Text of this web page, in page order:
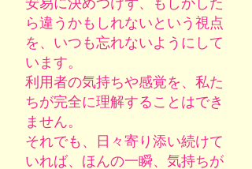
ら違うかもしれないという視点
を、いつも忘れないようにして
います。
利用者の気持ちや感覚を、私た
ちが完全に理解することはでき
ません。
それでも、日々寄り添い続けて
いれば、ほんの一瞬、気持ちが